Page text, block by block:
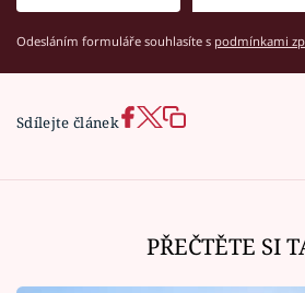
Odesláním formuláře souhlasíte s podmínkami
Sdílejte článek
PŘEČTĚTE SI